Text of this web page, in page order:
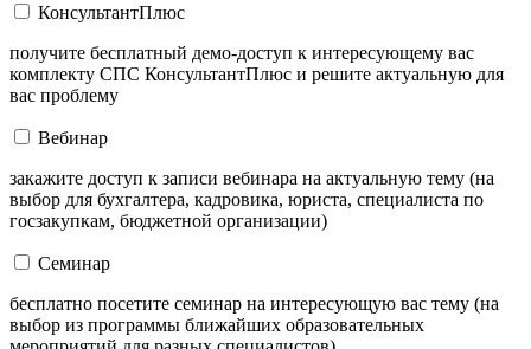
КонсультантПлюс
получите бесплатный демо-доступ к интересующему вас
комплекту СПС КонсультантПлюс и решите актуальную для
вас проблему
Вебинар
закажите доступ к записи вебинара на актуальную тему (на
выбор для бухгалтера, кадровика, юриста, специалиста по
госзакупкам, бюджетной организации)
Семинар
бесплатно посетите семинар на интересующую вас тему (на
выбор из программы ближайших образовательных